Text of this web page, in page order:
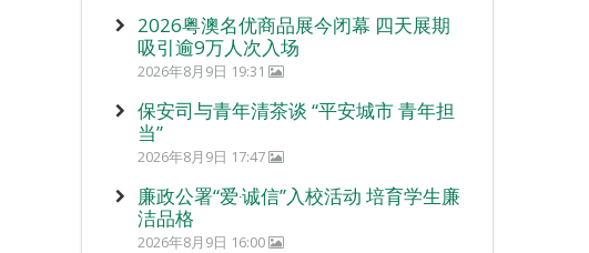
2026粤澳名优商品展今闭幕 四天展期
吸引逾9万人次入场
2026年8月9日 19:31
保安司与青年清茶谈 “平安城市 青年担
当”
2026年8月9日 17:47
廉政公署“爱‧诚信”入校活动 培育学生廉
洁品格
2026年8月9日 16:00